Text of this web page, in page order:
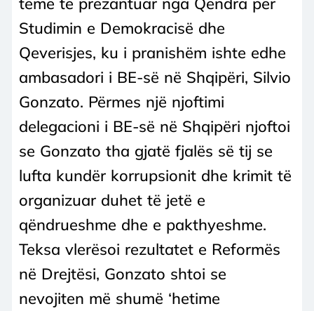
Studimin e Demokracisë dhe
Qeverisjes, ku i pranishëm ishte edhe
ambasadori i BE-së në Shqipëri, Silvio
Gonzato. Përmes një njoftimi
delegacioni i BE-së në Shqipëri njoftoi
se Gonzato tha gjatë fjalës së tij se
lufta kundër korrupsionit dhe krimit të
organizuar duhet të jetë e
qëndrueshme dhe e pakthyeshme.
Teksa vlerësoi rezultatet e Reformës
në Drejtësi, Gonzato shtoi se
nevojiten më shumë ‘hetime